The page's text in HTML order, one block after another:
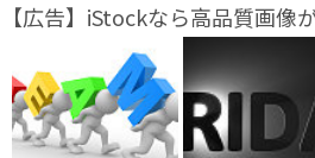
【広告】iStockなら高品質画像